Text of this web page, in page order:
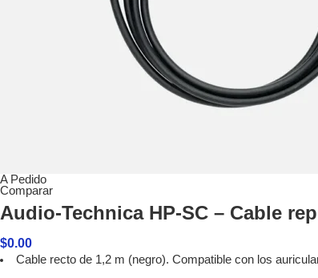
A Pedido
Comparar
Audio-Technica HP-SC – Cable
$0.00
Cable recto de 1,2 m (negro). Compatible con los